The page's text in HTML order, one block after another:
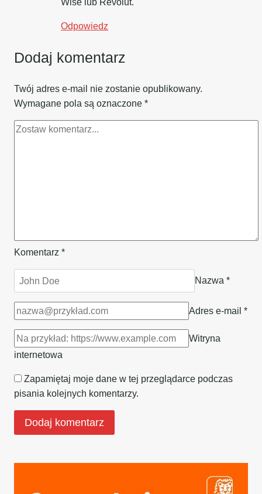
Wise lub Revolut.
Odpowiedz
Dodaj komentarz
Twój adres e-mail nie zostanie opublikowany.
Wymagane pola są oznaczone *
Komentarz *
Nazwa *
Adres e-mail *
Witryna
internetowa
Zapamiętaj moje dane w tej przeglądarce podczas
pisania kolejnych komentarzy.